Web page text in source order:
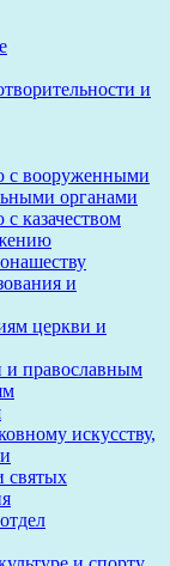
и
с вооруженными
органами
казачеством
и
церкви и
и православным
искусству,
святых